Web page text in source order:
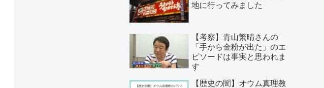
地に行ってみました
【考察】青山繁晴さんの
「手から金粉が出た」のエ
ピソードは事実と思われま
す
【歴史の闇】オウム真理教